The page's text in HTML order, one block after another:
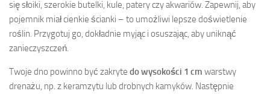
się słoiki, szerokie butelki, kule, patery czy akwariów. Zapewnij, aby
pojemnik miał cienkie ścianki – to umożliwi lepsze doświetlenie
roślin. Przygotuj go, dokładnie myjąc i osuszając, aby uniknąć
zanieczyszczeń.
Twoje dno powinno być zakryte do wysokości 1 cm warstwy
drenażu, np. z keramzytu lub drobnych kamyków. Następnie